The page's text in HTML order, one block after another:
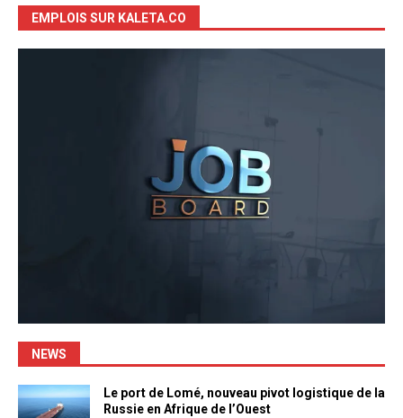
EMPLOIS SUR KALETA.CO
NEWS
Le port de Lomé, nouveau pivot logistique de la
Russie en Afrique de l’Ouest